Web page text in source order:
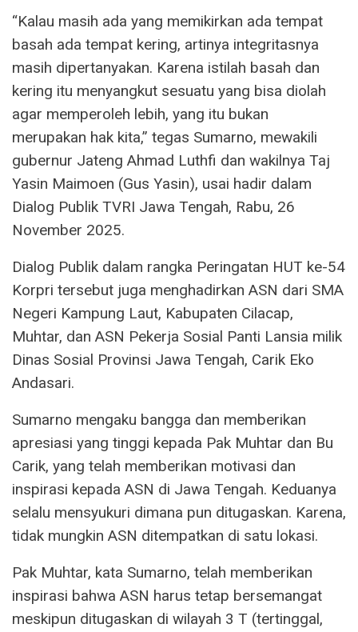
“Kalau masih ada yang memikirkan ada tempat
basah ada tempat kering, artinya integritasnya
masih dipertanyakan. Karena istilah basah dan
kering itu menyangkut sesuatu yang bisa diolah
agar memperoleh lebih, yang itu bukan
merupakan hak kita,” tegas Sumarno, mewakili
gubernur Jateng Ahmad Luthfi dan wakilnya Taj
Yasin Maimoen (Gus Yasin), usai hadir dalam
Dialog Publik TVRI Jawa Tengah, Rabu, 26
November 2025.
Dialog Publik dalam rangka Peringatan HUT ke-54
Korpri tersebut juga menghadirkan ASN dari SMA
Negeri Kampung Laut, Kabupaten Cilacap,
Muhtar, dan ASN Pekerja Sosial Panti Lansia milik
Dinas Sosial Provinsi Jawa Tengah, Carik Eko
Andasari.
Sumarno mengaku bangga dan memberikan
apresiasi yang tinggi kepada Pak Muhtar dan Bu
Carik, yang telah memberikan motivasi dan
inspirasi kepada ASN di Jawa Tengah. Keduanya
selalu mensyukuri dimana pun ditugaskan. Karena,
tidak mungkin ASN ditempatkan di satu lokasi.
Pak Muhtar, kata Sumarno, telah memberikan
inspirasi bahwa ASN harus tetap bersemangat
meskipun ditugaskan di wilayah 3 T (tertinggal,